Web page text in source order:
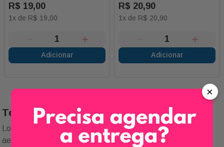
R$ 19,00
1x de R$ 19,00
Adicionar
R$ 20,90
1x de R$ 20,90
Adicionar
Texto SEO categoria
Lorem ipsum dolor sit amet, consectetur adipiscing elit. Vel
aenean adipiscing mattis mi sit. Ut hac ipsum sed quis.
×